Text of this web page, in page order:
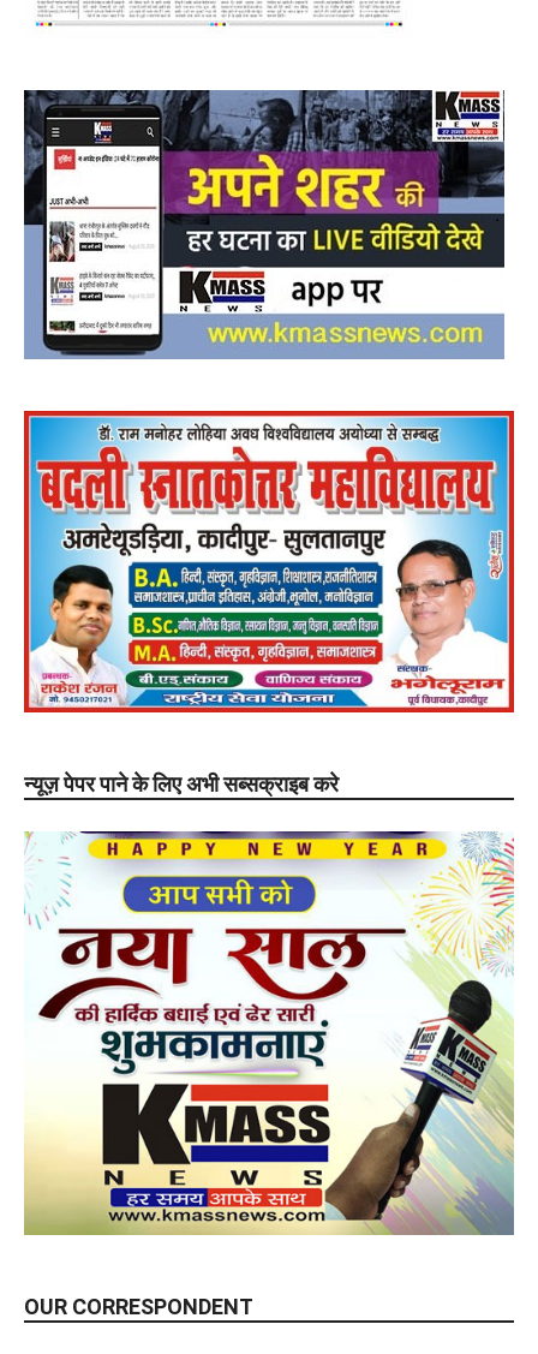
न्यूज़ पेपर पाने के लिए अभी सब्सक्राइब करे
OUR CORRESPONDENT